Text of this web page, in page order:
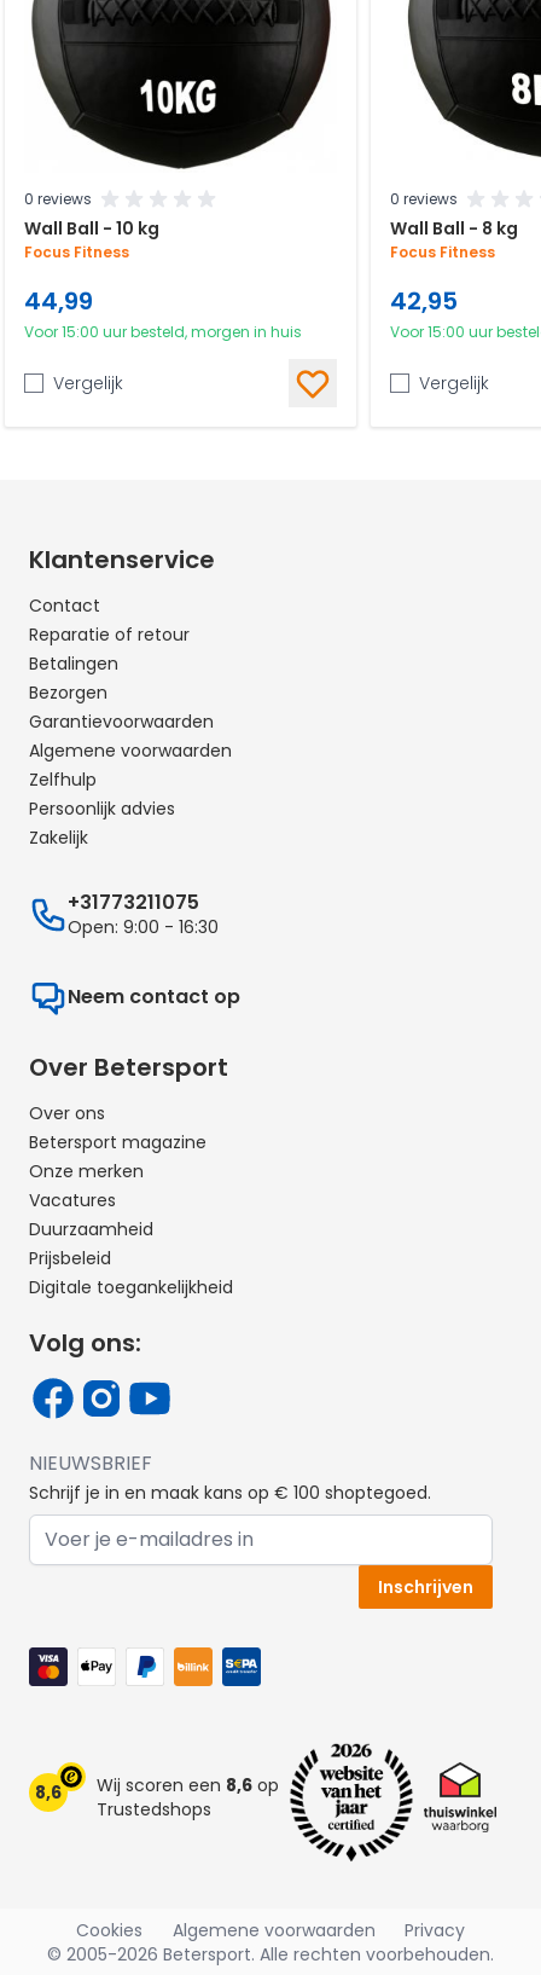
0 reviews
Wall Ball - 10 kg
Focus Fitness
44,99
Voor 15:00 uur besteld, morgen in huis
Vergelijk
0 reviews
Wall Ball - 8 kg
Focus Fitness
42,95
Voor 15:00 uur
Vergelijk
Klantenservice
Contact
Reparatie of retour
Betalingen
Bezorgen
Garantievoorwaarden
Algemene voorwaarden
Zelfhulp
Persoonlijk advies
Zakelijk
Over Betersport
Over ons
Betersport magazine
Onze merken
Vacatures
Duurzaamheid
Prijsbeleid
Digitale toegankelijkheid
+31773211075
Open: 9:00 - 16:30
Neem contact op
Volg ons:
NIEUWSBRIEF
Schrijf je in en maak kans op € 100 shoptegoed.
Inschrijven
8,6 Wij scoren een 8,6 op
Trustedshops
© 2005-2026 Betersport. Alle rechten voorbehouden.
Cookies Algemene voorwaarden Privacy